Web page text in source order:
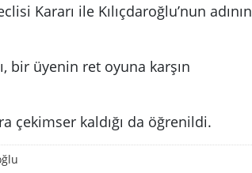
Kararı ile Kılıçdaroğlu’nun adının
bir üyenin ret oyuna karşın
çekimser kaldığı da öğrenildi.